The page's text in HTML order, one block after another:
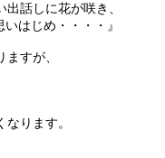
出話しに花が咲き、
はじめ・・・・』
ますが、
なります。